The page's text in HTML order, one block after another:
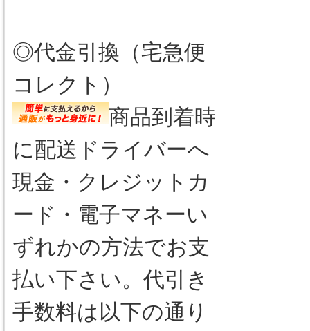
◎代金引換（宅急便
コレクト）
商品到着時
に配送ドライバーへ
現金・クレジットカ
ード・電子マネーい
ずれかの方法でお支
払い下さい。代引き
手数料は以下の通り